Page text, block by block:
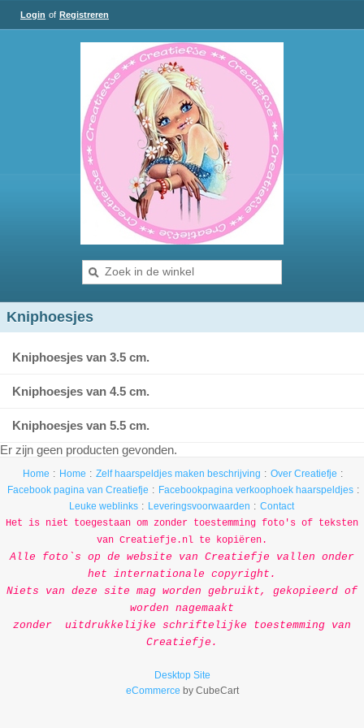
Login of Registreren
Kniphoesjes
Kniphoesjes van 3.5 cm.
Kniphoesjes van 4.5 cm.
Kniphoesjes van 5.5 cm.
Er zijn geen producten gevonden.
Home Home Zelf haarspeldjes maken beschrijving
Over Creatiefje
Facebook pagina van Creatiefje
Facebookpagina verkoophoek haarspeldjes
Leuke weblinks
Leveringsvoorwaarden
Contact
Het is niet toegestaan om zonder toestemming foto's of teksten
van Creatiefje.nl te kopiëren.
Alle foto`s op de website van Creatiefje vallen onder
het internationale copyright.
Niets van deze site mag worden gebruikt, gekopieerd of
worden nagemaakt
zonder uitdrukkelijke schriftelijke toestemming van
Creatiefje.
Desktop Site
eCommerce by CubeCart